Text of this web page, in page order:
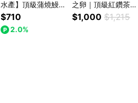
水產】頂級蒲燒鰻組
｜免運 冷凍直送
$710
2.0%
之卵｜頂級紅鑽茶葉
蛋、香菇茶葉蛋、甘
梅茶葉蛋
$1,000 $1,215